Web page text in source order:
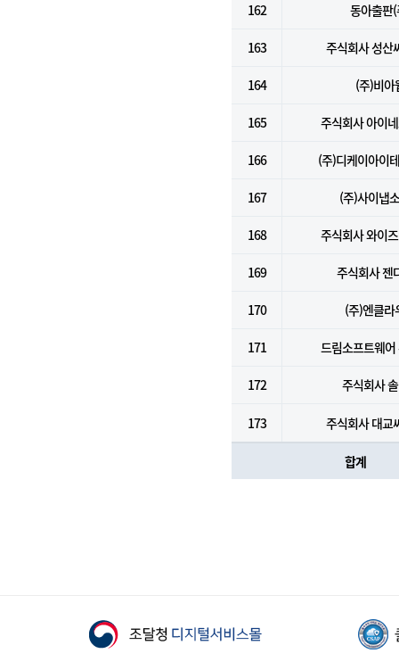
162 동아출판
163 주식회사 성산
164 (주)비아
165 주식회사 아이
166 (주)디케이아이
167 (주)사이냅
168 주식회사 와이
169 주식회사 젠
170 (주)엔클라
171 드림소프트웨어
172 주식회사
173 주식회사 대교
합계